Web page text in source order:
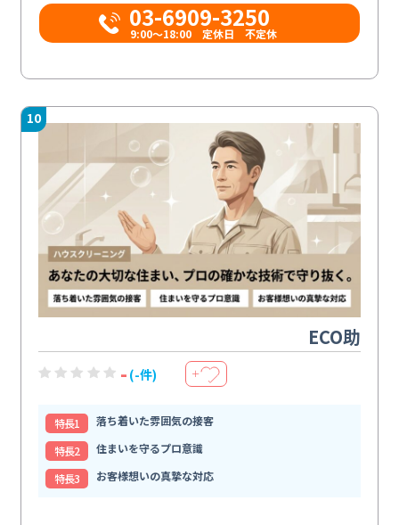
03-6909-3250
9:00～18:00 定休日 不定休
10
ECO助
- (-件) ＋
特⻑1
落ち着いた雰囲気の接客
特⻑2
住まいを守るプロ意識
特⻑3
お客様想いの真摯な対応